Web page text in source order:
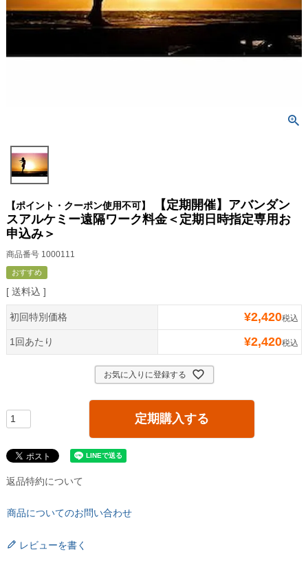
【ポイント・クーポン使用不可】
【定期開催】アバンダン
スアルケミー遠隔ワーク料金＜定期日時指定専用お
申込み＞
商品番号 1000111
おすすめ
送料込
初回特別価格 ¥2,420税込
1回あたり ¥2,420税込
お気に入りに登録する
定期購入する
返品特約について
商品についてのお問い合わせ
レビューを書く